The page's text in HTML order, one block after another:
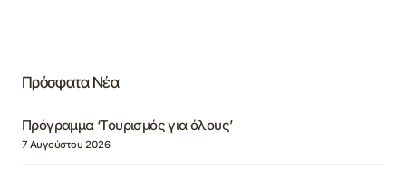
Πρόσφατα Νέα
Πρόγραμμα ‘Τουρισμός για όλους’
7 Αυγούστου 2026